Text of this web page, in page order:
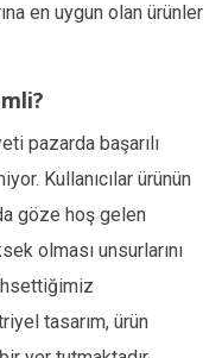
en uygun olan ürünler
pazarda başarılı
Kullanıcılar ürünün
göze hoş gelen
olması unsurlarını
tasarım, ürün